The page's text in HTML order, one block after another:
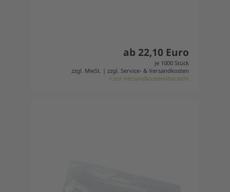
ab 22,10 Euro
je 1000 Stück
zzgl. MwSt. | zzgl. Service- & Versandkosten
> zur Versandkostenübersicht